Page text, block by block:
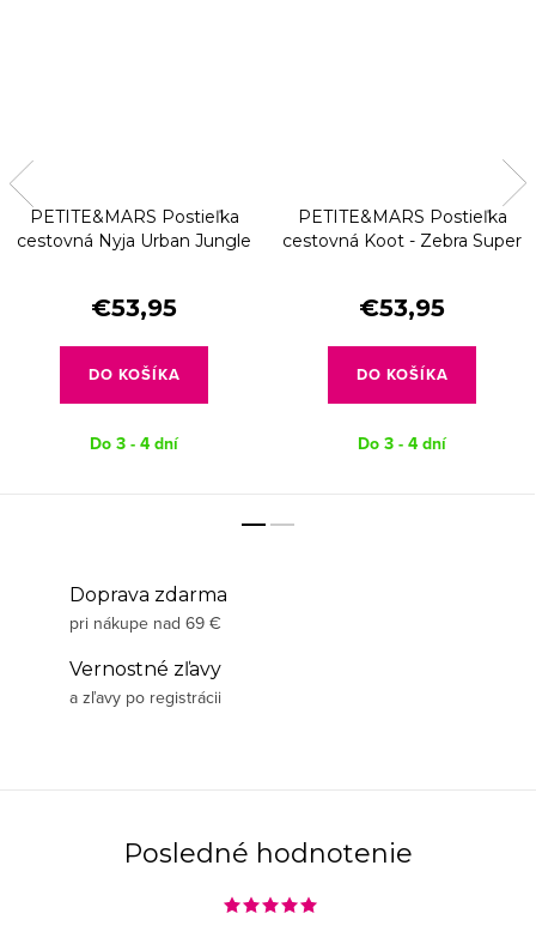
PETITE&MARS Postieľka
cestovná Nyja Urban Jungle
€53,95
DO KOŠÍKA
Do 3 - 4 dní
PETITE&MARS Postieľka
cestovná Koot - Zebra Super
€53,95
DO KOŠÍKA
Do 3 - 4 dní
Doprava zdarma
pri nákupe nad 69 €
Vernostné zľavy
a zľavy po registrácii
Posledné hodnotenie